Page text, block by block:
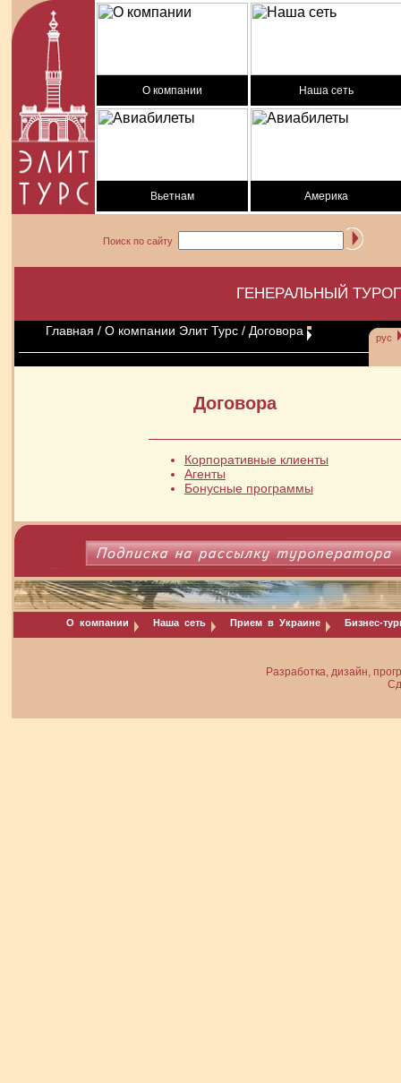
О компании Наша сеть
Вьетнам Америка
Поиск по сайту
ГЕНЕРАЛЬНЫЙ
Главная / О компании Элит Турс / Договора рус
Договора
Корпоративные клиенты
Агенты
Бонусные программы
О компании Наша сеть Прием в Украине Бизнес-
Разработка, дизайн,